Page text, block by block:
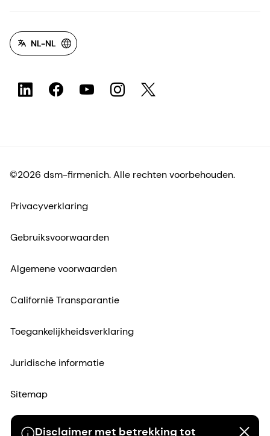
Disclaimer met betrekking tot
NL-NL
©2026 dsm-firmenich. Alle rechten voorbehouden.
Privacyverklaring
Gebruiksvoorwaarden
Algemene voorwaarden
Californië Transparantie
Toegankelijkheidsverklaring
Juridische informatie
Sitemap